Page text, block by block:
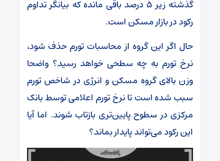
گذشته زیر ۵ درصد باقی مانده که بیانگر تداوم
رکود در بازار مسکن است.
حال اگر این گروه از محاسبات تورم حذف شود،
نرخ تورم به چه سطحی خواهد رسید؟ واضحا
وزن بالای گروه مسکن و انرژی در شاخص تورم
سبب شده است تا نرخ تورم اعلامی توسط بانک
مرکزی در سطوح پایین‌تری بازتاب شوند. اما آیا
این رکود می‌تواند پایدار بماند؟